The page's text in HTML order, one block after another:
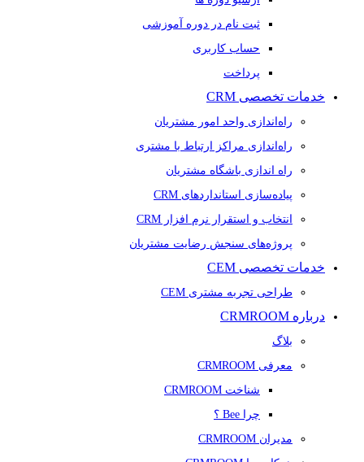
ثبت نام در دوره آموزشی
حساب کاربری
پرداخت
خدمات تخصصی CRM
راه‌اندازی واحد امور مشتریان
راه‌اندازی مراکز ارتباط با مشتری
راه اندازی باشگاه مشتریان
پیاده‌سازی استانداردهای CRM
انتخاب و استقرار نرم افزار CRM
پروژه‌های سنجش رضایت مشتریان
خدمات تخصصی CEM
طراحی تجربه مشتری CEM
درباره CRMROOM
بلاگ
معرفی CRMROOM
شناخت CRMROOM
چرا Bee ؟
مدیران CRMROOM